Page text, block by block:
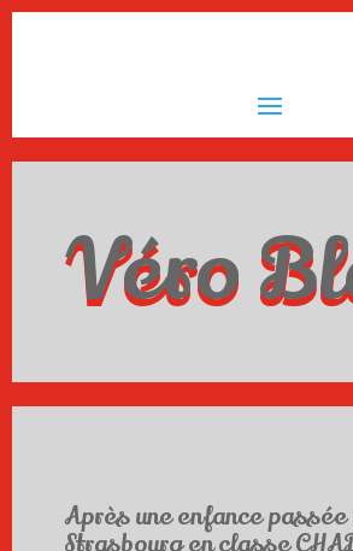
Véro
Après une enfance passée
Strasbourg en classe